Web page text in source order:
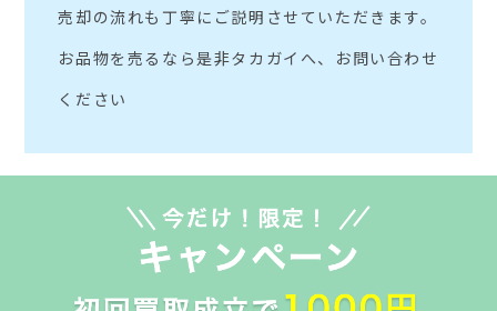
売却の流れも丁寧にご説明させていただきます。
お品物を売るなら是非タカガイへ、お問い合わせ
ください